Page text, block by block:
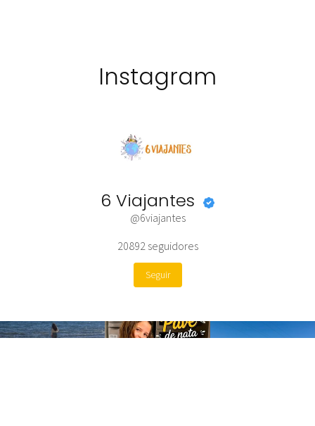
Instagram
6 Viajantes
@6viajantes
20892 seguidores
Seguir